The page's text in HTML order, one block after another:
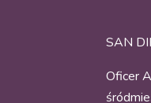
SAN
Oficer